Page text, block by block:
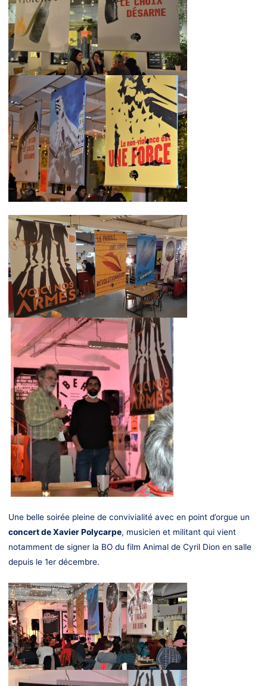
Une belle soirée pleine de convivialité avec en point d’orgue un
concert de Xavier Polycarpe, musicien et militant qui vient
notamment de signer la BO du film Animal de Cyril Dion en salle
depuis le 1er décembre.